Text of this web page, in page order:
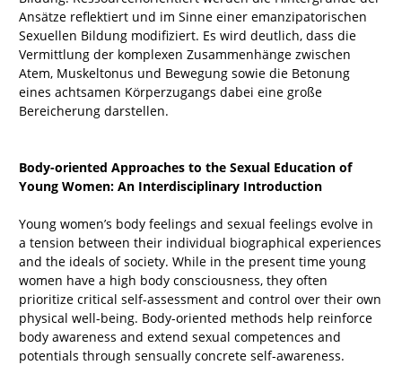
Ansätze reflektiert und im Sinne einer emanzipatorischen
Sexuellen Bildung modifiziert. Es wird deutlich, dass die
Vermittlung der komplexen Zusammenhänge zwischen
Atem, Muskeltonus und Bewegung sowie die Betonung
eines achtsamen Körperzugangs dabei eine große
Bereicherung darstellen.
Body-oriented Approaches to the Sexual Education of
Young Women: An Interdisciplinary Introduction
Young women’s body feelings and sexual feelings evolve in
a tension between their individual biographical experiences
and the ideals of society. While in the present time young
women have a high body consciousness, they often
prioritize critical self-assessment and control over their own
physical well-being. Body-oriented methods help reinforce
body awareness and extend sexual competences and
potentials through sensually concrete self-awareness.